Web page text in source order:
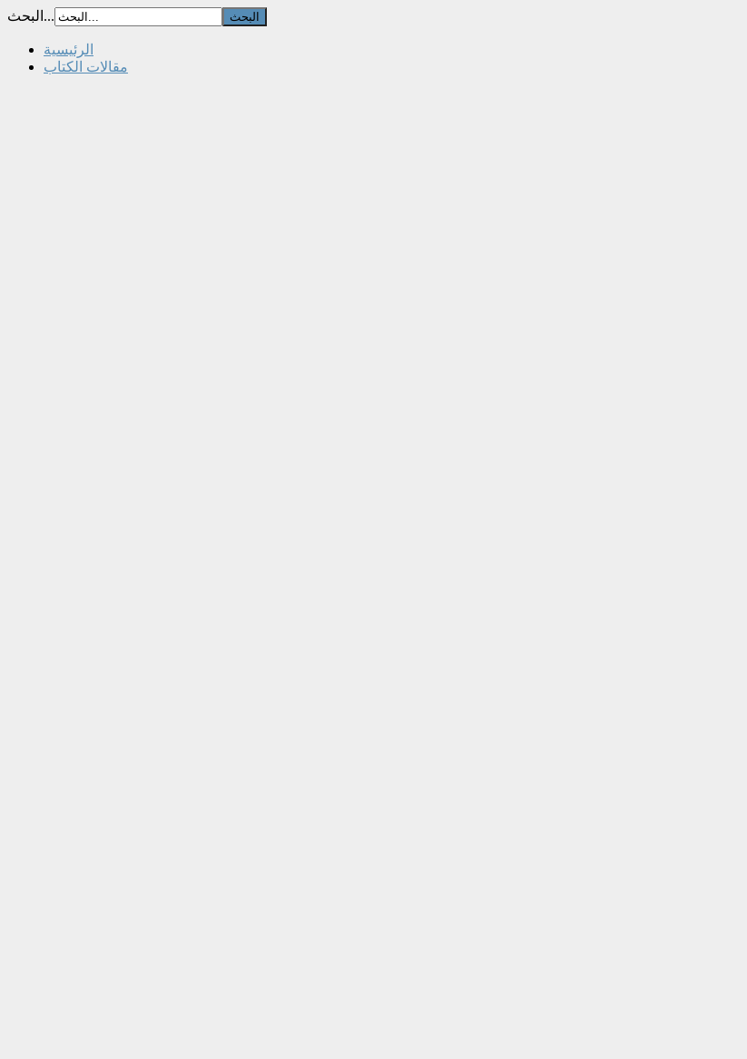
البحث...
الرئيسية
مقالات الكتاب